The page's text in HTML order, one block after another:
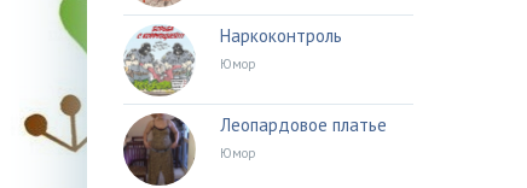
Наркоконтроль
Юмор
Леопардовое платье
Юмор